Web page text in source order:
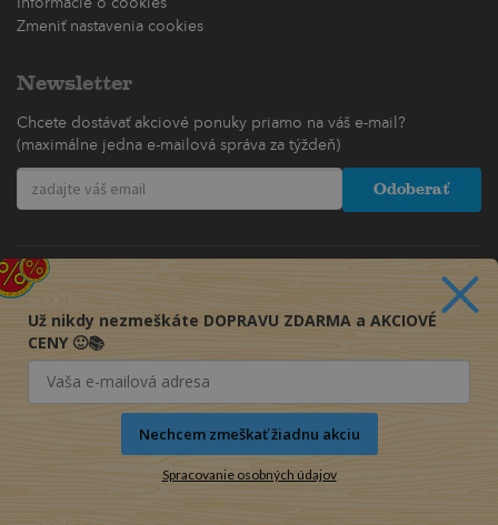
Informácie o cookies
Zmeniť nastavenia cookies
Newsletter
Chcete dostávať akciové ponuky priamo na váš e-mail?
(maximálne jedna e-mailová správa za týždeň)
Odoberať
Už nikdy nezmeškáte DOPRAVU ZDARMA a AKCIOVÉ
CENY 🙂📚
Nechcem zmeškať žiadnu akciu
Spracovanie osobných údajov